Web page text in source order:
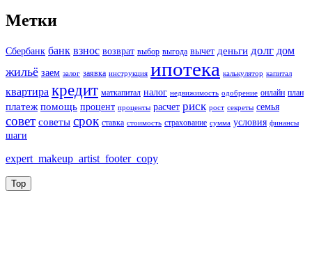
Метки
Сбербанк банк взнос возврат выбор выгода вычет деньги долг дом
жильё заем залог заявка инструкция ипотека калькулятор капитал
квартира кредит маткапитал налог недвижимость одобрение онлайн план
платеж помощь процент проценты расчет риск рост секреты семья
совет советы срок ставка стоимость страхование сумма условия финансы
шаги
expert_makeup_artist_footer_copy
Top